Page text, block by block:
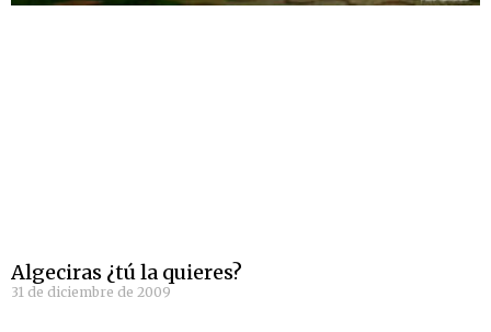
Algeciras ¿tú la quieres?
31 de diciembre de 2009